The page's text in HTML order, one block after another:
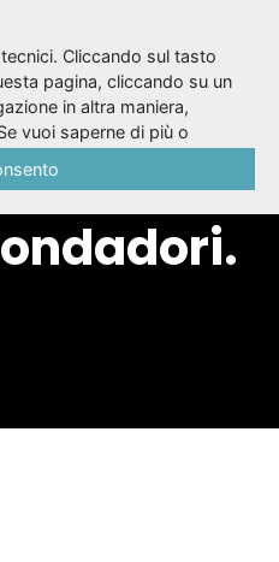
di
-
Cliccando sul tasto
pagina, cliccando su un
in altra maniera,
vuoi saperne di più o